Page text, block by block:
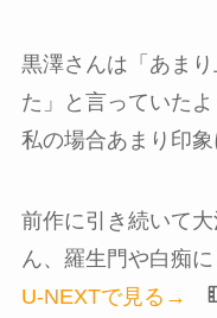
黒澤さんは「あま
た」と言っていた
私の場合あまり印象
前作に引き続いて
ん、羅生門や白痴
U-NEXTで見る→